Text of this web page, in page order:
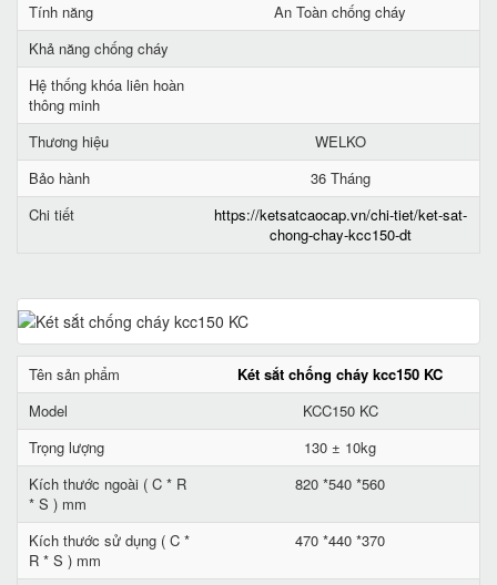
Tính năng
An Toàn chống cháy
Khả năng chống cháy
Hệ thống khóa liên hoàn
thông minh
Thương hiệu
WELKO
Bảo hành
36 Tháng
Chi tiết
https://ketsatcaocap.vn/chi-tiet/ket-sat-
chong-chay-kcc150-dt
Tên sản phẩm
Két sắt chống cháy kcc150 KC
Model
KCC150 KC
Trọng lượng
130 ± 10kg
Kích thước ngoài ( C * R
* S ) mm
820 *540 *560
Kích thước sử dụng ( C *
R * S ) mm
470 *440 *370